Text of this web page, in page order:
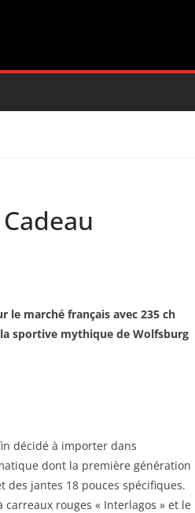
le marché français avec 235 ch
la sportive mythique de Wolfsburg
décidé à importer dans
dont la première génération
des jantes 18 pouces spécifiques.
carreaux rouges « Interlagos » et le